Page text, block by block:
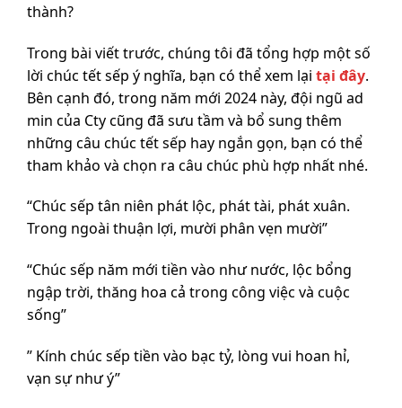
thành?
Trong bài viết trước, chúng tôi đã tổng hợp một số
lời chúc tết sếp ý nghĩa, bạn có thể xem lại tại đây.
Bên cạnh đó, trong năm mới 2024 này, đội ngũ ad
min của Cty cũng đã sưu tầm và bổ sung thêm
những câu chúc tết sếp hay ngắn gọn, bạn có thể
tham khảo và chọn ra câu chúc phù hợp nhất nhé.
“Chúc sếp tân niên phát lộc, phát tài, phát xuân.
Trong ngoài thuận lợi, mười phân vẹn mười”
“Chúc sếp năm mới tiền vào như nước, lộc bổng
ngập trời, thăng hoa cả trong công việc và cuộc
sống”
” Kính chúc sếp tiền vào bạc tỷ, lòng vui hoan hỉ,
vạn sự như ý”